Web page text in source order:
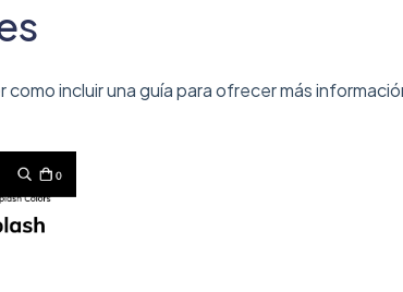
como incluir una guía para ofrecer más